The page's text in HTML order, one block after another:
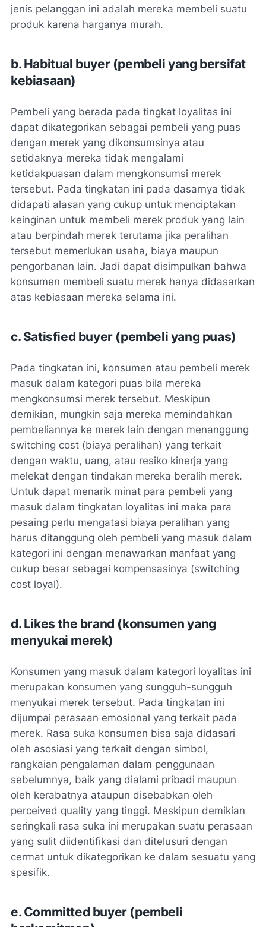
jenis pelanggan ini adalah mereka membeli suatu
produk karena harganya murah.
b. Habitual buyer (pembeli yang bersifat
kebiasaan)
Pembeli yang berada pada tingkat loyalitas ini
dapat dikategorikan sebagai pembeli yang puas
dengan merek yang dikonsumsinya atau
setidaknya mereka tidak mengalami
ketidakpuasan dalam mengkonsumsi merek
tersebut. Pada tingkatan ini pada dasarnya tidak
didapati alasan yang cukup untuk menciptakan
keinginan untuk membeli merek produk yang lain
atau berpindah merek terutama jika peralihan
tersebut memerlukan usaha, biaya maupun
pengorbanan lain. Jadi dapat disimpulkan bahwa
konsumen membeli suatu merek hanya didasarkan
atas kebiasaan mereka selama ini.
c. Satisfied buyer (pembeli yang puas)
Pada tingkatan ini, konsumen atau pembeli merek
masuk dalam kategori puas bila mereka
mengkonsumsi merek tersebut. Meskipun
demikian, mungkin saja mereka memindahkan
pembeliannya ke merek lain dengan menanggung
switching cost (biaya peralihan) yang terkait
dengan waktu, uang, atau resiko kinerja yang
melekat dengan tindakan mereka beralih merek.
Untuk dapat menarik minat para pembeli yang
masuk dalam tingkatan loyalitas ini maka para
pesaing perlu mengatasi biaya peralihan yang
harus ditanggung oleh pembeli yang masuk dalam
kategori ini dengan menawarkan manfaat yang
cukup besar sebagai kompensasinya (switching
cost loyal).
d. Likes the brand (konsumen yang
menyukai merek)
Konsumen yang masuk dalam kategori loyalitas ini
merupakan konsumen yang sungguh-sungguh
menyukai merek tersebut. Pada tingkatan ini
dijumpai perasaan emosional yang terkait pada
merek. Rasa suka konsumen bisa saja didasari
oleh asosiasi yang terkait dengan simbol,
rangkaian pengalaman dalam penggunaan
sebelumnya, baik yang dialami pribadi maupun
oleh kerabatnya ataupun disebabkan oleh
perceived quality yang tinggi. Meskipun demikian
seringkali rasa suka ini merupakan suatu perasaan
yang sulit diidentifikasi dan ditelusuri dengan
cermat untuk dikategorikan ke dalam sesuatu yang
spesifik.
e. Committed buyer (pembeli